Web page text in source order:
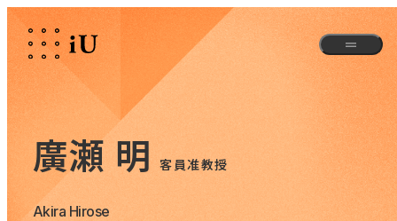
廣瀬 明 客員准教授
Akira Hirose